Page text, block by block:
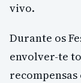
vivo.
Durante os
envolver-te
recompensas